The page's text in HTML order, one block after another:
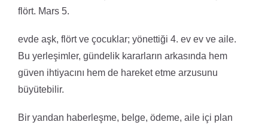
flört. Mars 5.
evde aşk, flört ve çocuklar; yönettiği 4. ev ev ve aile.
Bu yerleşimler, gündelik kararların arkasında hem
güven ihtiyacını hem de hareket etme arzusunu
büyütebilir.
Bir yandan haberleşme, belge, ödeme, aile içi plan